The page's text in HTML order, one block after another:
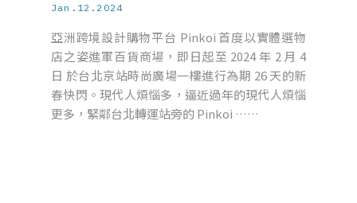
Jan.12.2024
亞洲跨境設計購物平台 Pinkoi 首度以實體選物
店之姿進軍百貨商場，即日起至 2024 年 2 月 4
日 於台北京站時尚廣場一樓進行為期 26 天的新
春快閃。現代人煩惱多，逼近過年的現代人煩惱
更多，緊鄰台北轉運站旁的 Pinkoi ……